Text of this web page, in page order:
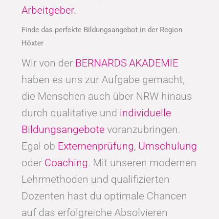
Arbeitgeber.
Finde das perfekte Bildungsangebot in der Region
Höxter
Wir von der BERNARDS AKADEMIE
haben es uns zur Aufgabe gemacht,
die Menschen auch über NRW hinaus
durch qualitative und individuelle
Bildungsangebote voranzubringen.
Egal ob Externenprüfung, Umschulung
oder Coaching. Mit unseren modernen
Lehrmethoden und qualifizierten
Dozenten hast du optimale Chancen
auf das erfolgreiche Absolvieren